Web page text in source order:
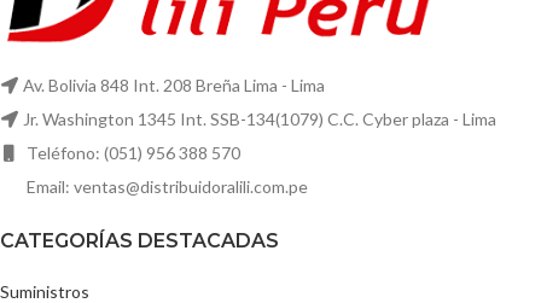
Av. Bolivia 848 Int. 208 Breña Lima - Lima
Jr. Washington 1345 Int. SSB-134(1079) C.C. Cyber plaza - Lima
Teléfono: (051) 956 388 570
Email: ventas@distribuidoralili.com.pe
CATEGORÍAS DESTACADAS
Suministros